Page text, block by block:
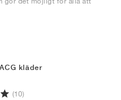
kläder
(10)